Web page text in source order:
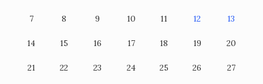
7 8 9 10 11 12 13
14 15 16 17 18 19 20
21 22 23 24 25 26 27